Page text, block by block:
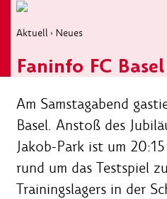
Aktuell › Neues
Faninfo FC
Am Samstagabend
Basel. Anstoß des
Jakob-Park ist um
rund um das Testspiel
Trainingslagers in der